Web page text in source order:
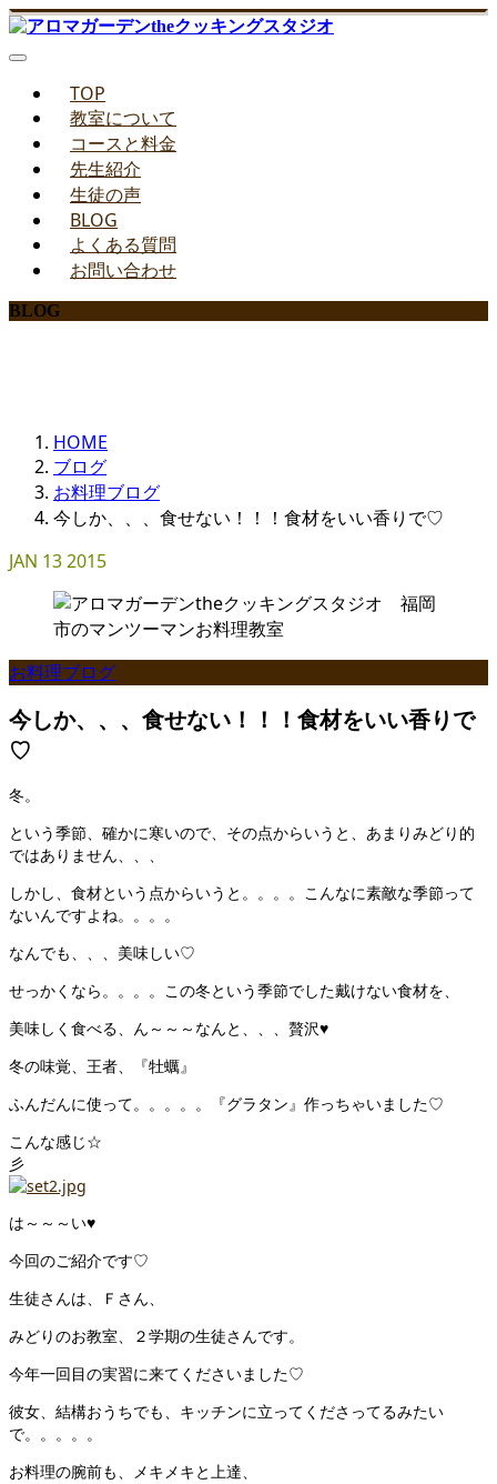
TOP
教室について
コースと料金
先生紹介
生徒の声
BLOG
よくある質問
お問い合わせ
BLOG
HOME
ブログ
お料理ブログ
今しか、、、食せない！！！食材をいい香りで♡
JAN 132015
お料理ブログ
今しか、、、食せない！！！食材をいい香りで
♡
冬。
という季節、確かに寒いので、その点からいうと、あまりみどり的
ではありません、、、
しかし、食材という点からいうと。。。。こんなに素敵な季節って
ないんですよね。。。。
なんでも、、、美味しい♡
せっかくなら。。。。この冬という季節でした戴けない食材を、
美味しく食べる、ん～～～なんと、、、贅沢♥
冬の味覚、王者、『牡蠣』
ふんだんに使って。。。。。『グラタン』作っちゃいました♡
こんな感じ☆
は～～～い♥
今回のご紹介です♡
生徒さんは、Ｆさん、
みどりのお教室、２学期の生徒さんです。
今年一回目の実習に来てくださいました♡
彼女、結構おうちでも、キッチンに立ってくださってるみたい
で。。。。。
お料理の腕前も、メキメキと上達、